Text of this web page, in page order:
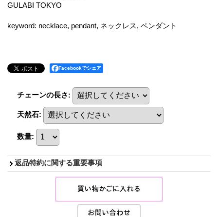
GULABI TOKYO
keyword: necklace, pendant, ネックレス, ペンダント
Facebookでシェア
チェーンの長さ:
天然石:
数量:
返品特約に関する重要事項